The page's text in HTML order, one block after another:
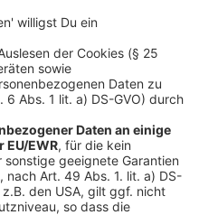
Rad unterwegs seid,
Die Gehwege
nicht betroffen
werden. Die Stadt
zum 21. Mai
pünktlich zum
ohne